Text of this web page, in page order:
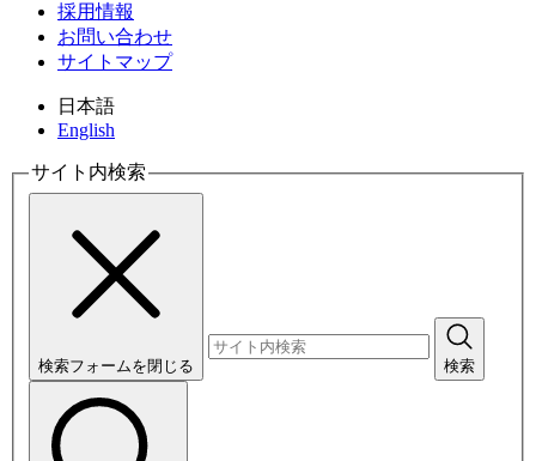
採用情報
お問い合わせ
サイトマップ
日本語
English
サイト内検索
検索フォームを閉じる 検索